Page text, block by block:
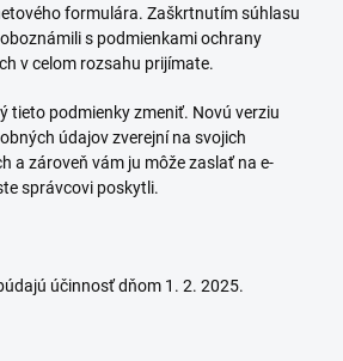
formulára. Zaškrtnutím súhlasu
s podmienkami ochrany
v celom rozsahu prijímate.
tieto podmienky zmeniť. Novú verziu
údajov zverejní na svojich
a zároveň vám ju môže zaslať na e-
správcovi poskytli.
účinnosť dňom 1. 2. 2025.